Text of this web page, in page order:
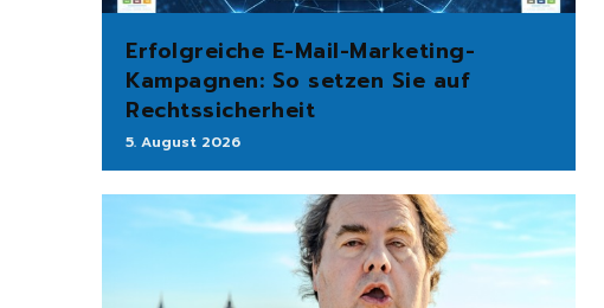
Erfolgreiche E-Mail-Marketing-
Kampagnen: So setzen Sie auf
Rechtssicherheit
5. August 2026